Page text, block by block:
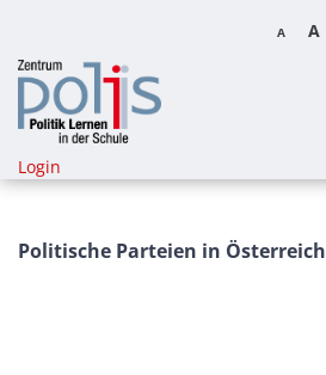
A A
Login
Politische Parteien in Österreich